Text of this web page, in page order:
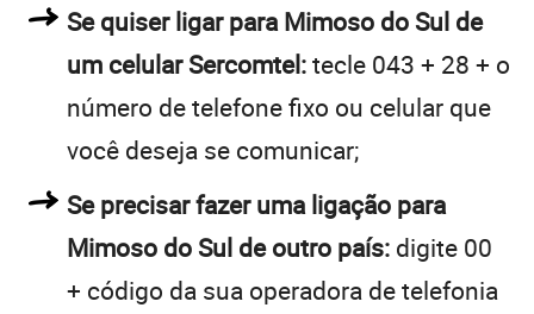
Se quiser ligar para Mimoso do Sul de
um celular Sercomtel:tecle 043 + 28 + o
número de telefone fixo ou celular que
você deseja se comunicar;
Se precisar fazer uma ligação para
Mimoso do Sul de outro país: digite 00
+ código da sua operadora de telefonia